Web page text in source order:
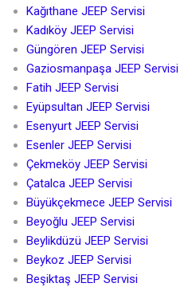
Kağıthane JEEP Servisi
Kadıköy JEEP Servisi
Güngören JEEP Servisi
Gaziosmanpaşa JEEP Servisi
Fatih JEEP Servisi
Eyüpsultan JEEP Servisi
Esenyurt JEEP Servisi
Esenler JEEP Servisi
Çekmeköy JEEP Servisi
Çatalca JEEP Servisi
Büyükçekmece JEEP Servisi
Beyoğlu JEEP Servisi
Beylikdüzü JEEP Servisi
Beykoz JEEP Servisi
Beşiktaş JEEP Servisi